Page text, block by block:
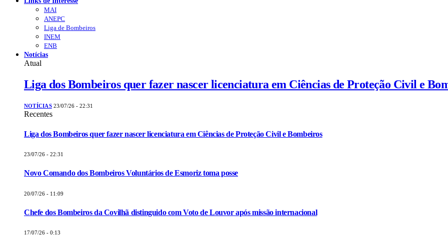
MAI
ANEPC
Liga de Bombeiros
INEM
ENB
Notícias
Atual
Liga dos Bombeiros quer fazer nascer licenciatura em Ciências de Proteção Civil e
NOTÍCIAS 23/07/26 - 22:31
Recentes
Liga dos Bombeiros quer fazer nascer licenciatura em Ciências de Proteção Civil e Bombeiros
23/07/26 - 22:31
Novo Comando dos Bombeiros Voluntários de Esmoriz toma posse
20/07/26 - 11:09
Chefe dos Bombeiros da Covilhã distinguido com Voto de Louvor após missão internacional
17/07/26 - 0:13